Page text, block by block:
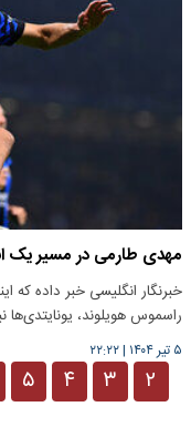
مهدی طارمی در مسیر یک
خبرنگار انگلیسی خبر داده که
راسموس هویلوند، یونایتدی‌ها
۵ تیر ۱۴۰۴ |۲۲:۲۲
۲ ۳ ۴ ۵